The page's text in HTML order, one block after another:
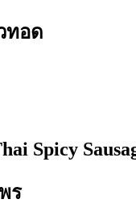
ทอด
Spicy
ร